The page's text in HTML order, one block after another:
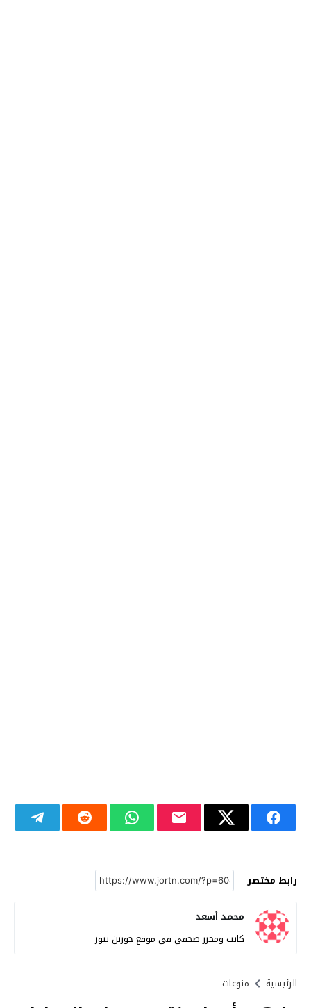
رابط مختصر
محمد أسعد
كاتب ومحرر صحفي في موقع جورتن نيوز
الرئيسية منوعات